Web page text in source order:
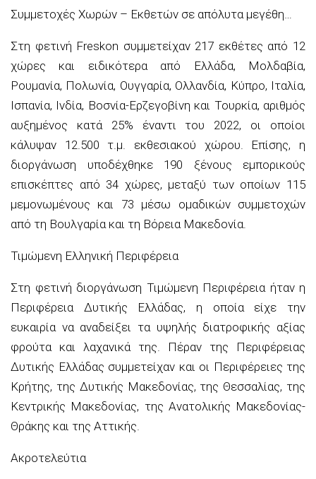
Συμμετοχές Χωρών – Εκθετών σε απόλυτα μεγέθη…
Στη φετινή Freskon συμμετείχαν 217 εκθέτες από 12
χώρες και ειδικότερα από Ελλάδα, Μολδαβία,
Ρουμανία, Πολωνία, Ουγγαρία, Ολλανδία, Κύπρο, Ιταλία,
Ισπανία, Ινδία, Βοσνία-Ερζεγοβίνη και Toυρκία, αριθμός
αυξημένος κατά 25% έναντι του 2022, οι οποίοι
κάλυψαν 12.500 τ.μ. εκθεσιακού χώρου. Επίσης, η
διοργάνωση υποδέχθηκε 190 ξένους εμπορικούς
επισκέπτες από 34 χώρες, μεταξύ των οποίων 115
μεμονωμένους και 73 μέσω ομαδικών συμμετοχών
από τη Βουλγαρία και τη Βόρεια Μακεδονία.
Τιμώμενη Ελληνική Περιφέρεια
Στη φετινή διοργάνωση Τιμώμενη Περιφέρεια ήταν η
Περιφέρεια Δυτικής Ελλάδας, η οποία είχε την
ευκαιρία να αναδείξει τα υψηλής διατροφικής αξίας
φρούτα και λαχανικά της. Πέραν της Περιφέρειας
Δυτικής Ελλάδας συμμετείχαν και οι Περιφέρειες της
Κρήτης, της Δυτικής Μακεδονίας, της Θεσσαλίας, της
Κεντρικής Μακεδονίας, της Ανατολικής Μακεδονίας-
Θράκης και της Αττικής.
Ακροτελεύτια